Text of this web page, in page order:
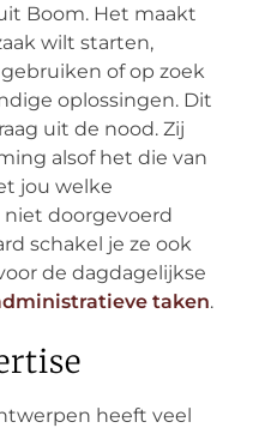
Boom. Het maakt
wilt starten,
of op zoek
oplossingen. Dit
uit de nood. Zij
alsof het die van
jou welke
niet doorgevoerd
schakel je ze ook
de dagdagelijkse
taken.
heeft veel